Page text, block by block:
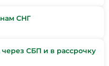
СНГ
СБП и в рассрочку